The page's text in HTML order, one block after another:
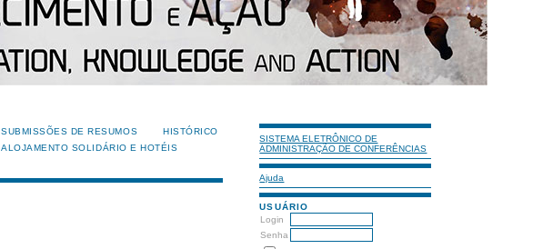
SISTEMA ELETRÔNICO DE
ADMINISTRAÇÃO DE CONFERÊNCIAS
Ajuda
USUÁRIO
Login
Senha
SUBMISSÕES DE RESUMOS
HISTÓRICO
ALOJAMENTO SOLIDÁRIO E HOTÉIS